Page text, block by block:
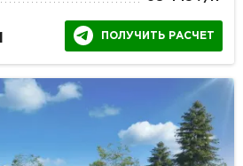
ПОЛУЧИТЬ РАСЧЕТ